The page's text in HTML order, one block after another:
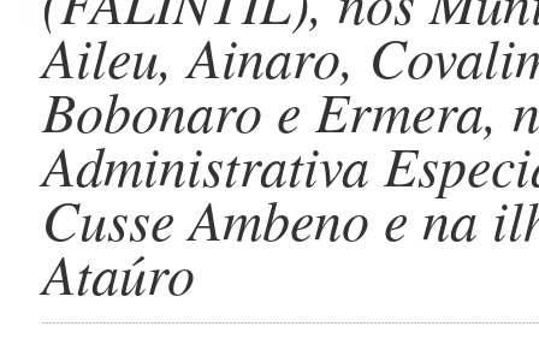
Aileu, Ainaro,
Bobonaro e Ermera,
Administrativa
Cusse Ambeno e na
Ataúro